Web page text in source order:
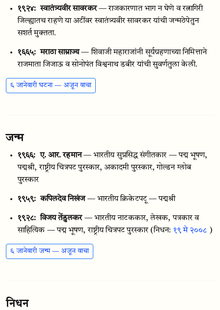
१९२४: स्वातंत्र्यवीर सावरकर — राजकारणात भाग न घेणे व रत्नागिरी
जिल्ह्यातच राहणे या अटींवर स्वातंत्र्यवीर सावरकर यांची जन्मठेपेतुन
सशर्त मुक्तता.
१६६५: मराठा साम्राज्य — शिवाजी महाराजांनी सूर्यग्रहणाच्या निमित्ताने
राजमाता जिजाऊ व सोनोपंत विश्वनाथ डबीर यांची सुवर्णतुला केली.
६ जानेवारी घटना — अजून वाचा
जन्म
१९६६: ए. आर. रहमान — भारतीय सुप्रसिद्ध संगीतकार — पद्म भूषण,
पद्मश्री, राष्ट्रीय चित्रपट पुरस्कार, अकादमी पुरस्कार, गोल्डन ग्लोब
पुरस्कार
१९५९: कपिलदेव निखंज — भारतीय क्रिकेटपटू — पद्मश्री
१९२८: विजय तेंडुलकर — भारतीय नाटककार, लेखक, पत्रकार व
साहित्यिक — पद्म भूषण, राष्ट्रीय चित्रपट पुरस्कार (निधन: १९ मे २००८ )
६ जानेवारी जन्म — अजून वाचा
निधन